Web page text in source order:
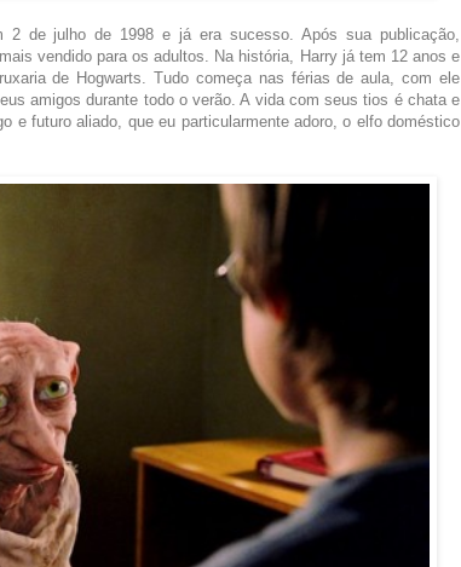
2 de julho de 1998 e já era sucesso. Após sua publicação,
vendido para os adultos. Na história, Harry já tem 12 anos e
de Hogwarts. Tudo começa nas férias de aula, com ele
amigos durante todo o verão. A vida com seus tios é chata e
e futuro aliado, que eu particularmente adoro, o elfo doméstico